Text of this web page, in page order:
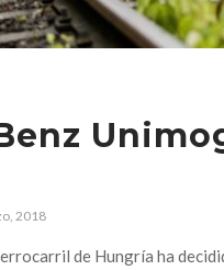
2018
de Hungría ha